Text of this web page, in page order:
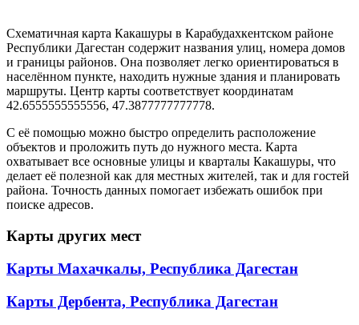
Схематичная карта Какашуры в Карабудахкентском районе
Республики Дагестан содержит названия улиц, номера домов
и границы районов. Она позволяет легко ориентироваться в
населённом пункте, находить нужные здания и планировать
маршруты. Центр карты соответствует координатам
42.6555555555556, 47.3877777777778.
С её помощью можно быстро определить расположение
объектов и проложить путь до нужного места. Карта
охватывает все основные улицы и кварталы Какашуры, что
делает её полезной как для местных жителей, так и для гостей
района. Точность данных помогает избежать ошибок при
поиске адресов.
Карты других мест
Карты Махачкалы, Республика Дагестан
Карты Дербента, Республика Дагестан